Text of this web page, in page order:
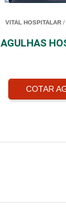
VITAL HOSPITALAR/
AGULHAS
COTAR